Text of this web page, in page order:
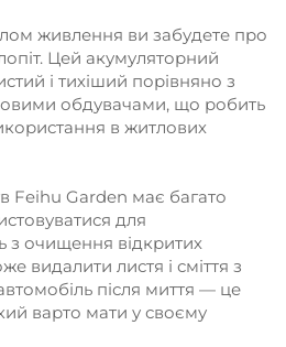
живлення ви забудете про
Цей акумуляторний
і тихіший порівняно з
обдувачами, що робить
в житлових
Feihu Garden має багато
для
з очищення відкритих
видалити листя і сміття з
після миття — це
варто мати у своєму